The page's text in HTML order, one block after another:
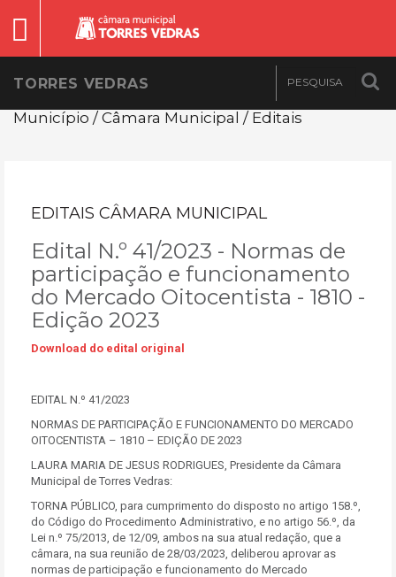
TORRES VEDRAS
Município / Câmara Municipal / Editais
EDITAIS CÂMARA MUNICIPAL
Edital N.º 41/2023 - Normas de
participação e funcionamento
do Mercado Oitocentista - 1810 -
Edição 2023
Download do edital original
EDITAL N.º 41/2023
NORMAS DE PARTICIPAÇÃO E FUNCIONAMENTO DO MERCADO
OITOCENTISTA – 1810 – EDIÇÃO DE 2023
LAURA MARIA DE JESUS RODRIGUES, Presidente da Câmara
Municipal de Torres Vedras:
TORNA PÚBLICO, para cumprimento do disposto no artigo 158.º,
do Código do Procedimento Administrativo, e no artigo 56.º, da
Lei n.º 75/2013, de 12/09, ambos na sua atual redação, que a
câmara, na sua reunião de 28/03/2023, deliberou aprovar as
normas de participação e funcionamento do Mercado